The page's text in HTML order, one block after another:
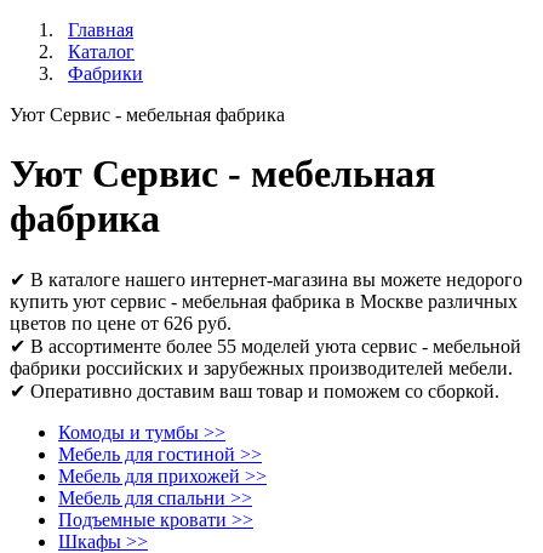
Главная
Каталог
Фабрики
Уют Сервис - мебельная фабрика
Уют Сервис - мебельная
фабрика
✔ В каталоге нашего интернет-магазина вы можете недорого
купить уют сервис - мебельная фабрика в Москве различных
цветов по цене от 626 руб.
✔ В ассортименте более 55 моделей уюта сервис - мебельной
фабрики российских и зарубежных производителей мебели.
✔ Оперативно доставим ваш товар и поможем со сборкой.
Комоды и тумбы >>
Мебель для гостиной >>
Мебель для прихожей >>
Мебель для спальни >>
Подъемные кровати >>
Шкафы >>